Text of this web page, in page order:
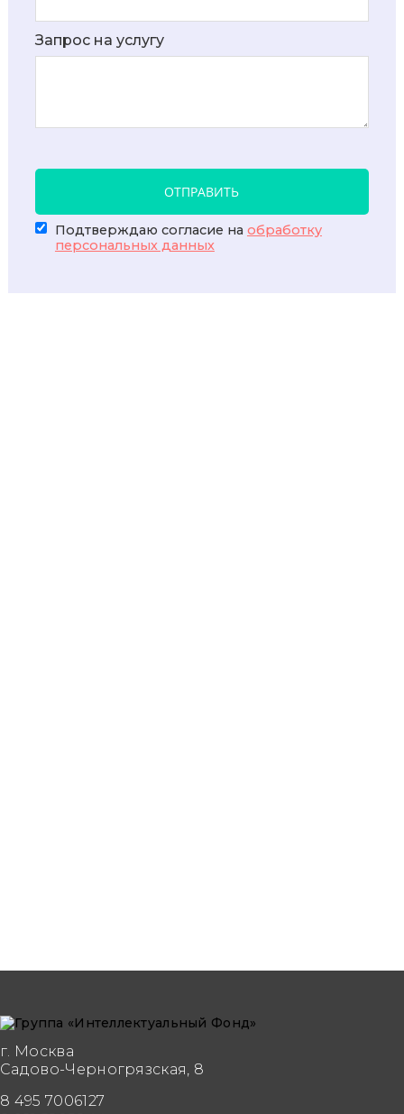
Запрос на услугу
ОТПРАВИТЬ
Подтверждаю согласие на обработку
персональных данных
г. Москва
Садово-Черногрязская, 8
8 495 7006127